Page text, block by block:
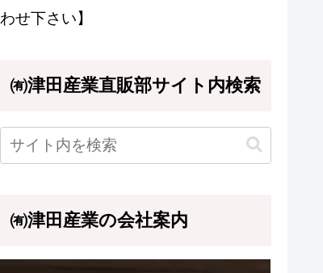
わせ下さい】
㈲津田産業直販部サイト内検索
㈲津田産業の会社案内